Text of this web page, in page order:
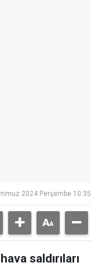
2024 Perşembe 10:35
saldırıları